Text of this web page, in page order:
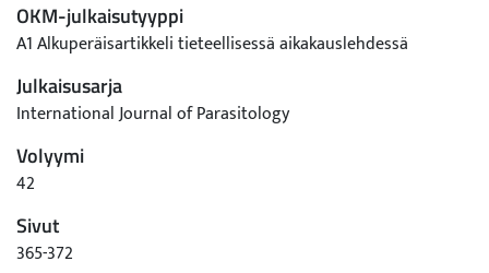
OKM-julkaisutyyppi
A1 Alkuperäisartikkeli tieteellisessä aikakauslehdessä
Julkaisusarja
International Journal of Parasitology
Volyymi
42
Sivut
365-372